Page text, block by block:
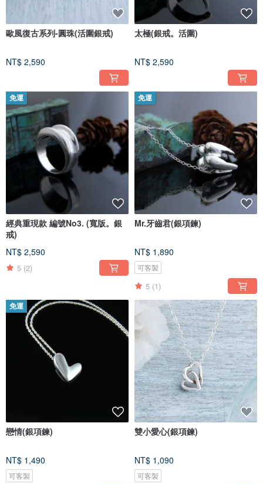
歐風復古系列-圓珠(活圍銀戒)
NT$ 2,590
太極(銀戒。活圍)
NT$ 2,590
免運
經典重現款 編號No3. (寬版。銀
戒)
NT$ 2,590
5 (2)
免運
Mr.牙齒君(銀項鍊)
NT$ 1,890
可客製
5 (1)
免運
戀情(銀項鍊)
NT$ 1,490
可客製
雙小愛心(銀項鍊)
NT$ 1,090
可客製